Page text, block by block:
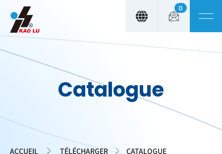
0
Catalogue
ACCUEIL TÉLÉCHARGER CATALOGUE
Panneau de gestion des cookies